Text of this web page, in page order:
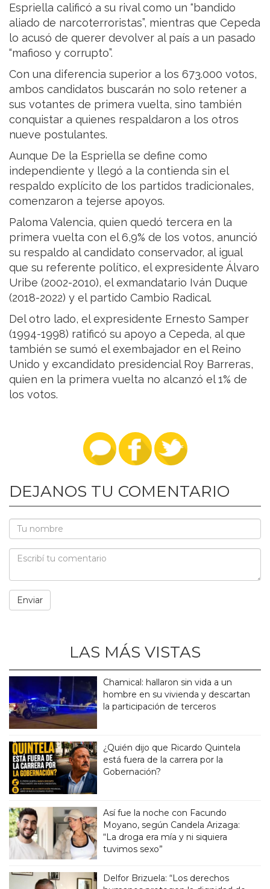
Espriella calificó a su rival como un “bandido
aliado de narcoterroristas”, mientras que Cepeda
lo acusó de querer devolver al país a un pasado
“mafioso y corrupto”.
Con una diferencia superior a los 673.000 votos,
ambos candidatos buscarán no solo retener a
sus votantes de primera vuelta, sino también
conquistar a quienes respaldaron a los otros
nueve postulantes.
Aunque De la Espriella se define como
independiente y llegó a la contienda sin el
respaldo explícito de los partidos tradicionales,
comenzaron a tejerse apoyos.
Paloma Valencia, quien quedó tercera en la
primera vuelta con el 6,9% de los votos, anunció
su respaldo al candidato conservador, al igual
que su referente político, el expresidente Álvaro
Uribe (2002-2010), el exmandatario Iván Duque
(2018-2022) y el partido Cambio Radical.
Del otro lado, el expresidente Ernesto Samper
(1994-1998) ratificó su apoyo a Cepeda, al que
también se sumó el exembajador en el Reino
Unido y excandidato presidencial Roy Barreras,
quien en la primera vuelta no alcanzó el 1% de
los votos.
DEJANOS TU COMENTARIO
LAS MÁS VISTAS
Chamical: hallaron sin vida a un
hombre en su vivienda y descartan
la participación de terceros
¿Quién dijo que Ricardo Quintela
está fuera de la carrera por la
Gobernación?
Así fue la noche con Facundo
Moyano, según Candela Arizaga:
“La droga era mía y ni siquiera
tuvimos sexo”
Delfor Brizuela: “Los derechos